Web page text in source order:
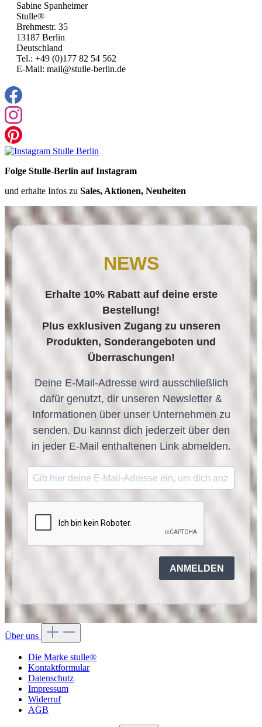
Sabine Spanheimer
Stulle®
Brehmestr. 35
13187 Berlin
Deutschland
Tel.: +49 (0)177 82 54 562
E-Mail: mail@stulle-berlin.de
Folge Stulle-Berlin auf Instagram
und erhalte Infos zu Sales, Aktionen, Neuheiten
NEWS
Erhalte 10% Rabatt auf deine erste
Bestellung!
Plus exklusiven Zugang zu unseren
Produkten, Sonderangeboten und
Überraschungen!
Deine E-Mail-Adresse wird ausschließlich
dafür genutzt, dir unseren Newsletter &
Informationen über unser Unternehmen zu
senden. Du kannst dich jederzeit über den
in jeder E-Mail enthaltenen Link abmelden.
ANMELDEN
Über uns
Die Marke stulle®
Kontaktformular
Datenschutz
Impressum
Widerruf
AGB